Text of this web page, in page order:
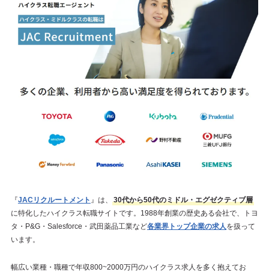
『JACリクルートメント 』は、
30代から50代のミドル・エグゼクティブ層
に特化したハイクラス転職サイトです。1988年創業の歴史ある会社で、トヨ
タ・P&G・Salesforce・武田薬品工業など各業界トップ企業の求人 を扱って
います。
幅広い業種・職種で年収800~2000万円のハイクラス求人を多く抱えてお